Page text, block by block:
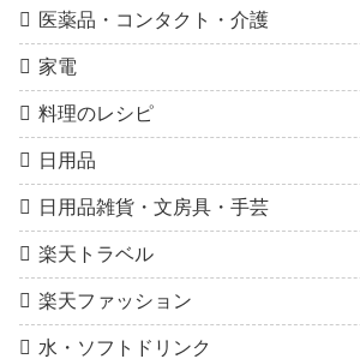
医薬品・コンタクト・介護
家電
料理のレシピ
日用品
日用品雑貨・文房具・手芸
楽天トラベル
楽天ファッション
水・ソフトドリンク